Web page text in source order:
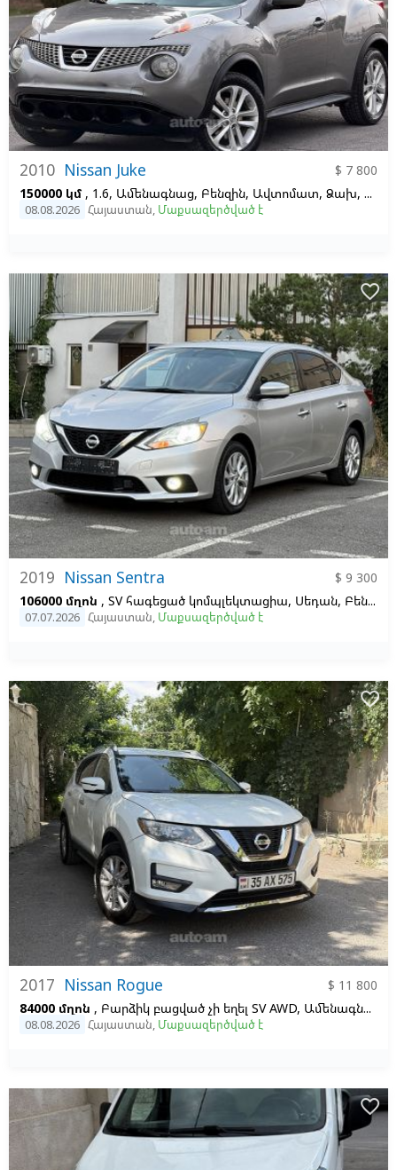
2010 Nissan Juke
$ 7 800
150000 կմ , 1.6, Ամենագնաց, Բենզին, Ավտոմատ, Ձախ,
08.08.2026 Հայաստան, Մաքսազերծված է
2019 Nissan Sentra
$ 9 300
106000 մղոն , SV հագեցած կոմպլեկտացիա, Սեդան, Բենզին և գազ, Ավտոմատ, Ձախ,
07.07.2026 Հայաստան, Մաքսազերծված է
favorite_border
2017 Nissan Rogue
$ 11 800
84000 մղոն , Բարձիկ բացված չի եղել SV AWD, Ամենագնաց, Բենզին և գազ, Ավտոմատ, Ձախ,
08.08.2026 Հայաստան, Մաքսազերծված է
favorite_border
favorite_border